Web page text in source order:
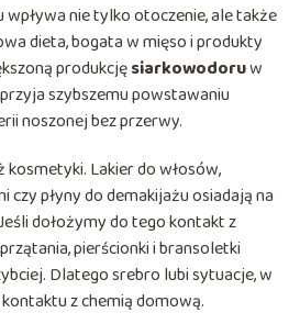
nie tylko otoczenie, ale także
dieta, bogata w mięso i produkty
produkcjęsiarkowodoruw
szybszemu powstawaniu
noszonej bez przerwy.
kosmetyki. Lakier do włosów,
płyny do demakijażu osiadają na
dołożymy do tego kontakt z
pierścionki i bransoletki
Dlatego srebro lubi sytuacje, w
z chemią domową.